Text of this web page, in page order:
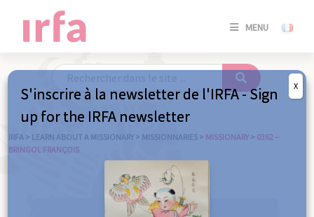
MENU
SE
IRFA > LEARN ABOUT A MISSIONARY > MISSIONNARIES > MISSIONARY > 0362 –
BRINGOL FRANÇOIS
S'inscrire à la newsletter de l'IRFA - Sign
up for the IRFA newsletter
X